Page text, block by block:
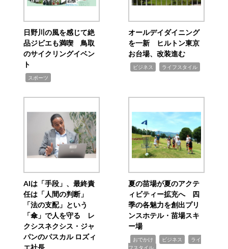
日野川の風を感じて絶
品ジビエも満喫 鳥取
のサイクリングイベン
ト
スポーツ
オールデイダイニング
を一新 ヒルトン東京
お台場、改装進む
ビジネス ライフスタイル
AIは「手段」、最終責
任は「人間の判断」
「法の支配」という
「傘」で人を守る レ
クシスネクシス・ジャ
パンのパスカル ロズィ
夏の苗場が夏のアクテ
ィビティー拡充へ 四
季の各魅力を創出プリ
ンスホテル・苗場スキ
ー場
おでかけ ビジネス
ライ
フスタイル